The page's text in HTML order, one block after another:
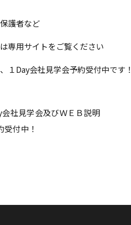
護者など
は専用サイトをご覧くださ
Day会社見学会予約受付中です
会社見学会及びＷＥＢ説明
受付中！